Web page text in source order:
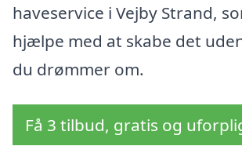
haveservice i Vejby Strand,
hjælpe med at skabe det
du drømmer om.
Få 3 tilbud, gratis og